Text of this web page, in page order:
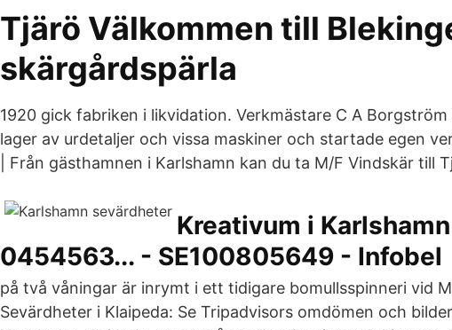
Tjärö Välkommen till
skärgårdspärla
1920 gick fabriken i likvidation. Verkmästare C A
lager av urdetaljer och vissa maskiner och startade egen
| Från gästhamnen i Karlshamn kan du ta M/F Vindskär till
Kreativum i
0454563... - SE100805649 - Infobel
på två våningar är inrymt i ett tidigare bomullsspinneri vid
Sevärdheter i Klaipeda: Se Tripadvisors omdömen och